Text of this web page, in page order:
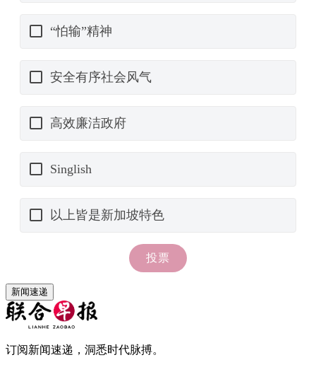
新闻速递
订阅新闻速递，洞悉时代脉搏。